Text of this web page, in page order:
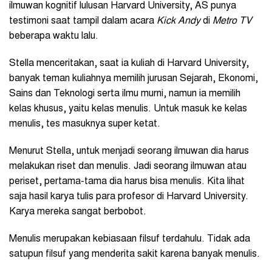
ilmuwan kognitif lulusan Harvard University, AS punya
testimoni saat tampil dalam acara Kick Andydi Metro TV
beberapa waktu lalu.
Stella menceritakan, saat ia kuliah di Harvard University,
banyak teman kuliahnya memilih jurusan Sejarah, Ekonomi,
Sains dan Teknologi serta ilmu murni, namun ia memilih
kelas khusus, yaitu kelas menulis. Untuk masuk ke kelas
menulis, tes masuknya super ketat.
Menurut Stella, untuk menjadi seorang ilmuwan dia harus
melakukan riset dan menulis. Jadi seorang ilmuwan atau
periset, pertama-tama dia harus bisa menulis. Kita lihat
saja hasil karya tulis para profesor di Harvard University.
Karya mereka sangat berbobot.
Menulis merupakan kebiasaan filsuf terdahulu. Tidak ada
satupun filsuf yang menderita sakit karena banyak menulis.